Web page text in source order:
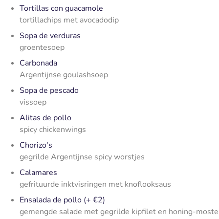
Tortillas con guacamole
tortillachips met avocadodip
Sopa de verduras
groentesoep
Carbonada
Argentijnse goulashsoep
Sopa de pescado
vissoep
Alitas de pollo
spicy chickenwings
Chorizo's
gegrilde Argentijnse spicy worstjes
Calamares
gefrituurde inktvisringen met knoflooksaus
Ensalada de pollo (+ €2)
gemengde salade met gegrilde kipfilet en honing-